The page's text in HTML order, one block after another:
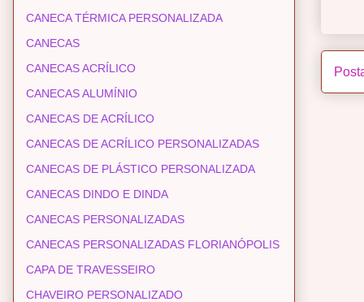
CANECA TÉRMICA PERSONALIZADA
CANECAS
CANECAS ACRÍLICO
CANECAS ALUMÍNIO
CANECAS DE ACRÍLICO
CANECAS DE ACRÍLICO PERSONALIZADAS
CANECAS DE PLÁSTICO PERSONALIZADA
CANECAS DINDO E DINDA
CANECAS PERSONALIZADAS
CANECAS PERSONALIZADAS FLORIANÓPOLIS
CAPA DE TRAVESSEIRO
CHAVEIRO PERSONALIZADO